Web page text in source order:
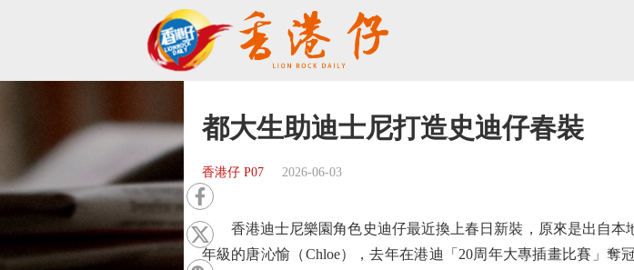
都大生助迪士尼打造史迪仔春裝
香港仔 P07 2026-06-03
香港迪士尼樂園角色史迪仔最近換上春日新裝，原來是出自本
年級的唐沁愉（Chloe），去年在港迪「20周年大專插畫比賽」